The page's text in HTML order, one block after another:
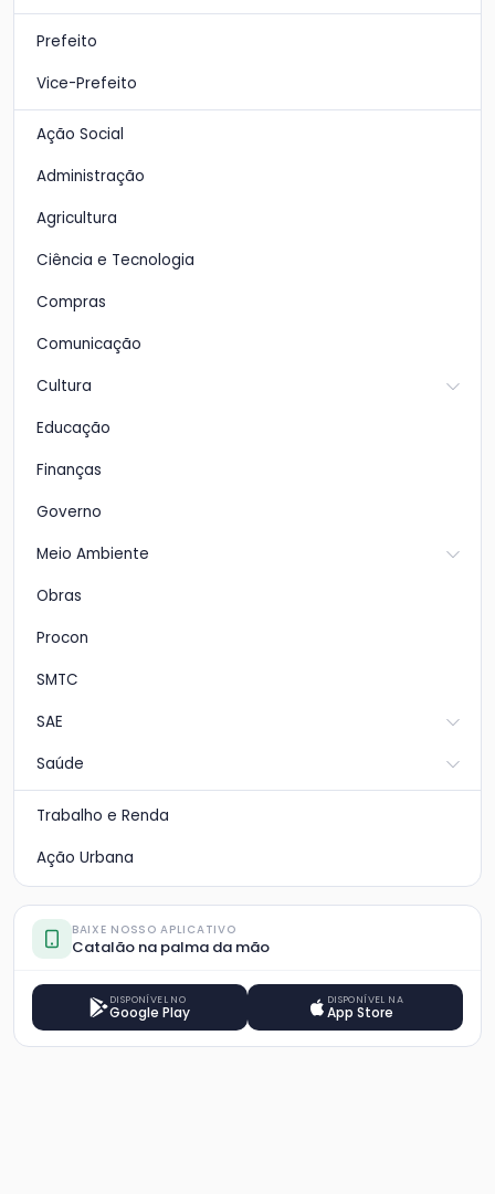
Prefeito
Vice-Prefeito
Ação Social
Administração
Agricultura
Ciência e Tecnologia
Compras
Comunicação
Cultura
Educação
Finanças
Governo
Meio Ambiente
Obras
Procon
SMTC
SAE
Saúde
Trabalho e Renda
Ação Urbana
BAIXE NOSSO APLICATIVO
Catalão na palma da mão
DISPONÍVEL NO
Google Play
DISPONÍVEL NA
App Store